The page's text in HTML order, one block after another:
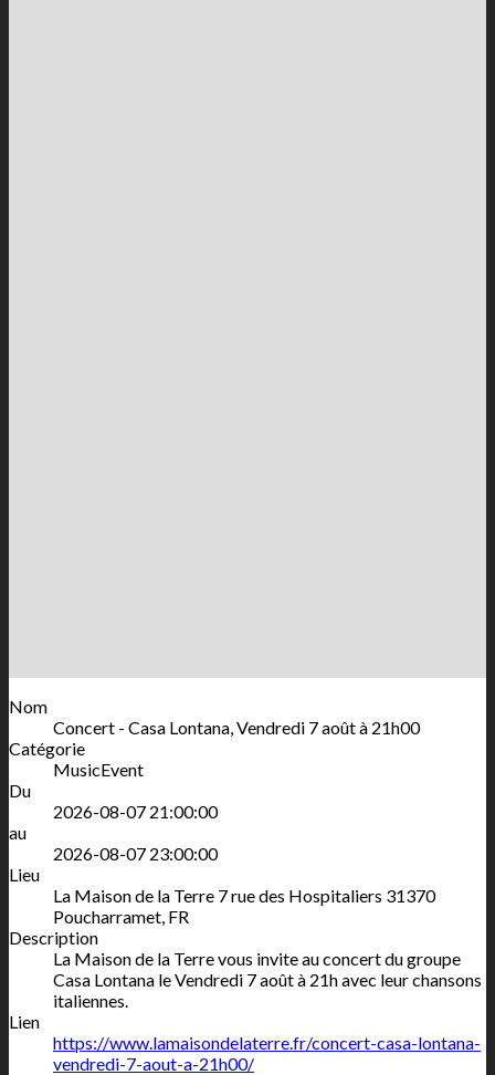
Nom
Concert - Casa Lontana, Vendredi 7 août à 21h00
Catégorie
MusicEvent
Du
2026-08-07 21:00:00
au
2026-08-07 23:00:00
Lieu
La Maison de la Terre 7 rue des Hospitaliers 31370
Poucharramet, FR
Description
La Maison de la Terre vous invite au concert du groupe
Casa Lontana le Vendredi 7 août à 21h avec leur chansons
italiennes.
Lien
https://www.lamaisondelaterre.fr/concert-casa-lontana-
vendredi-7-aout-a-21h00/